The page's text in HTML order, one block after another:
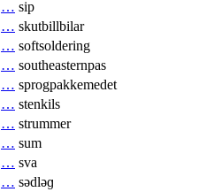
… sip
… skutbillbilar
… softsoldering
… southeasternpas
… sprogpakkemedet
… stenkils
… strummer
… sum
… sva
… sədləɡ